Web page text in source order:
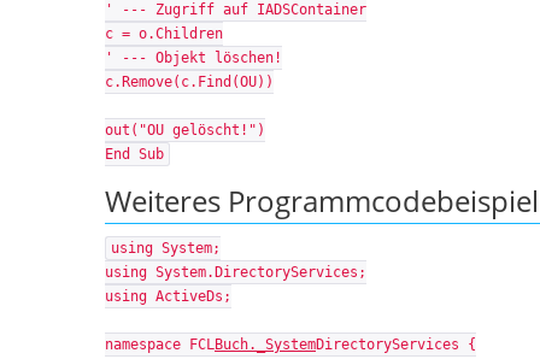
' --- Zugriff auf IADSContainer
c = o.Children
' --- Objekt löschen!
c.Remove(c.Find(OU))
out("OU gelöscht!")
End Sub
Weiteres
using System;
using System.DirectoryServices;
using ActiveDs;
namespace FCLBuch._SystemDirectoryServices {